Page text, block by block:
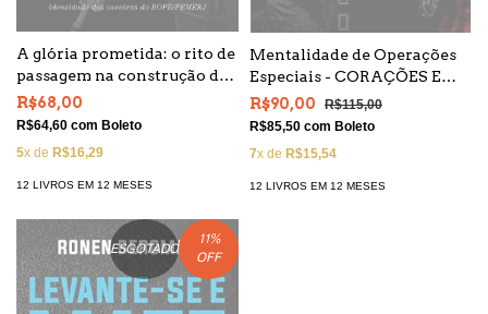
A glória prometida: o rito de
passagem na construção da
identidade dos caveiras do
BOPE/PMERJ
R$68,00
R$64,60 com Boleto
5x de R$16,29
12 LIVROS EM 12 MESES
Mentalidade de Operações
Especiais - CORAÇÕES E
MENTES
R$90,00
R$115,00
R$85,50 com Boleto
7x de R$15,54
12 LIVROS EM 12 MESES
ESGOTADO
11%
OFF